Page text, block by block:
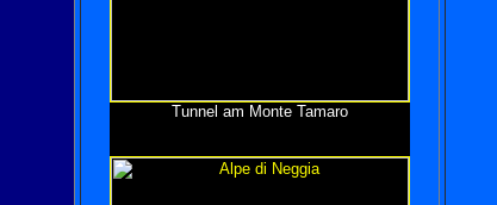
Tunnel am Monte Tamaro